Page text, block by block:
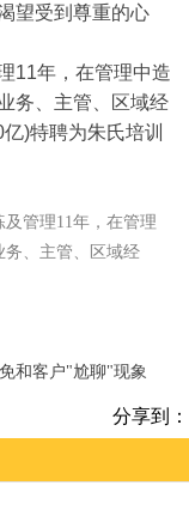
望受到尊重的心
11年，在管理中造
务、主管、区域经
)特聘为朱氏培训
管理11年，在管理
务、主管、区域经
和客户"尬聊"现象
分享到：